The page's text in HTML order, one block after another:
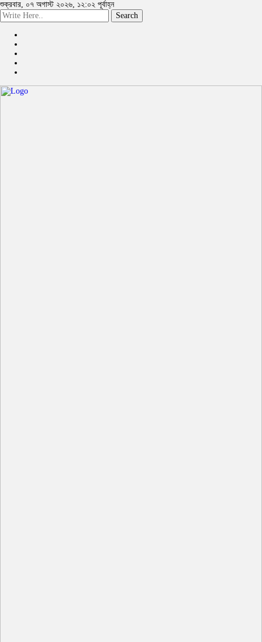
শুক্রবার, ০৭ অগাস্ট ২০২৬, ১২:০২ পূর্বাহ্ন
Search